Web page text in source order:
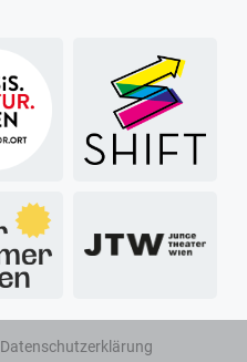
Datenschutzerklärung